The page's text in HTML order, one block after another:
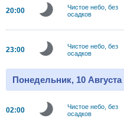
20:00
Чистое небо, без
осадков
23:00
Чистое небо, без
осадков
Понедельник, 10 Августа
02:00
Чистое небо, без
осадков